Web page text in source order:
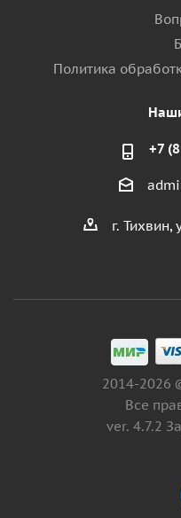
Политика
+7
г.
2014-2026
Все
ver. 4.7.2